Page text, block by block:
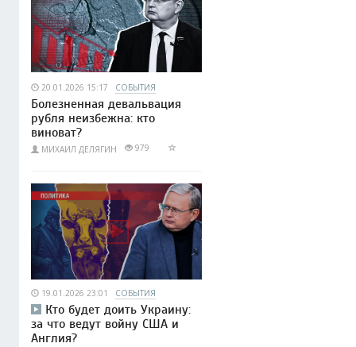
20.01.2026 15:17 СОБЫТИЯ
Болезненная девальвация
рубля неизбежна: кто
виноват?
МИХАИЛ ДЕЛЯГИН 979
19.01.2026 23:01 СОБЫТИЯ
Кто будет доить Украину:
за что ведут войну США и
Англия?